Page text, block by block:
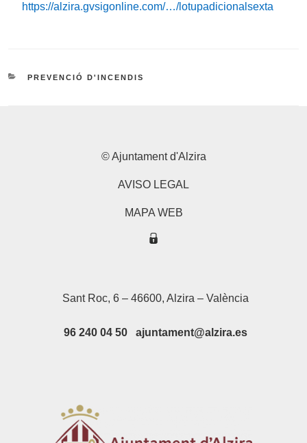
https://alzira.gvsigonline.com/…/lotupadicionalsexta
CATEGORIES
PREVENCIÓ D'INCENDIS
© Ajuntament d'Alzira
AVISO LEGAL
MAPA WEB
Sant Roc, 6 – 46600, Alzira – València
96 240 04 50 ajuntament@alzira.es